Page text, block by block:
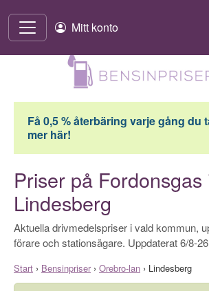
Mitt konto
Få 0,5 % återbäring varje gång du
mer här!
Priser på Fordonsgas
Lindesberg
Aktuella drivmedelspriser i vald kommun,
förare och stationsägare. Uppdaterat 6/8-
Start › Bensinpriser› Orebro-lan › Lindesberg